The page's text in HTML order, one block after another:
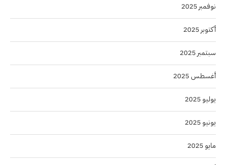
نوفمبر 2025
أكتوبر 2025
سبتمبر 2025
أغسطس 2025
يوليو 2025
يونيو 2025
مايو 2025